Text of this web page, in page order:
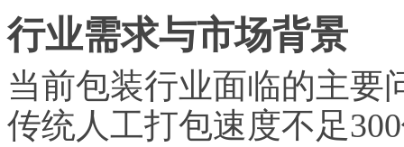
行业需求与市场背景
当前包装行业面临的主要
传统人工打包速度不足